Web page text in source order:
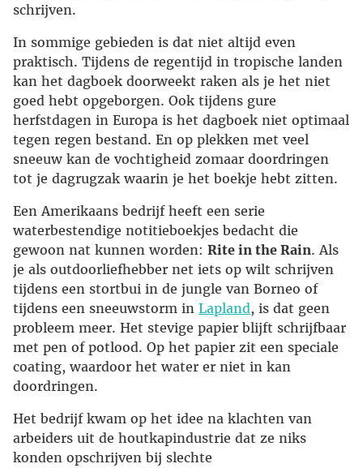
schrijven.
In sommige gebieden is dat niet altijd even
praktisch. Tijdens de regentijd in tropische landen
kan het dagboek doorweekt raken als je het niet
goed hebt opgeborgen. Ook tijdens gure
herfstdagen in Europa is het dagboek niet optimaal
tegen regen bestand. En op plekken met veel
sneeuw kan de vochtigheid zomaar doordringen
tot je dagrugzak waarin je het boekje hebt zitten.
Een Amerikaans bedrijf heeft een serie
waterbestendige notitieboekjes bedacht die
gewoon nat kunnen worden: Rite in the Rain. Als
je als outdoorliefhebber net iets op wilt schrijven
tijdens een stortbui in de jungle van Borneo of
tijdens een sneeuwstorm in Lapland, is dat geen
probleem meer. Het stevige papier blijft schrijfbaar
met pen of potlood. Op het papier zit een speciale
coating, waardoor het water er niet in kan
doordringen.
Het bedrijf kwam op het idee na klachten van
arbeiders uit de houtkapindustrie dat ze niks
konden opschrijven bij slechte